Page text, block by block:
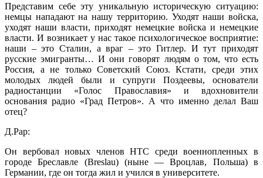
Представим себе эту уникальную историческую ситуацию:
немцы нападают на нашу территорию. Уходят наши войска,
уходят наши власти, приходят немецкие войска и немецкие
власти. И возникает у нас такое психологическое восприятие:
наши – это Сталин, а враг – это Гитлер. И тут приходят
русские эмигранты… И они говорят людям о том, что есть
Россия, а не только Советский Союз. Кстати, среди этих
молодых людей были и супруги Поздеевы, основатели
радиостанции «Голос Православия» и вдохновители
основания радио «Град Петров». А что именно делал Ваш
отец?
Д.Рар:
Он вербовал новых членов НТС среди военнопленных в
городе Бреславле (Breslau) (ныне — Вроцлав, Польша) в
Германии, где он тогда жил и учился в университете.